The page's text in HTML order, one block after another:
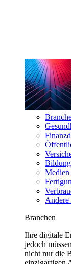
Andere
Branchen
Ihre digitale
jedoch
nicht nur die